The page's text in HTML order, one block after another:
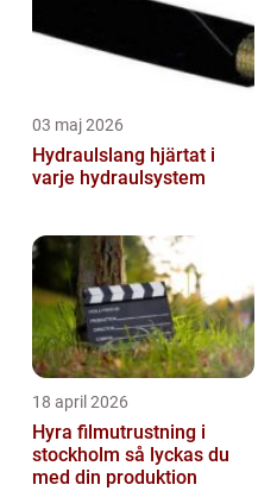
03 maj 2026
Hydraulslang hjärtat i
varje hydraulsystem
18 april 2026
Hyra filmutrustning i
stockholm så lyckas du
med din produktion